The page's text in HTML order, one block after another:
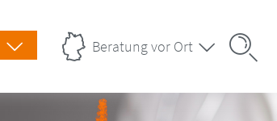
Beratung vor Ort